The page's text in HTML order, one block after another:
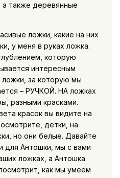
а также деревянные
ложки, какие на них
у меня в руках ложка.
которую
интересным
за которую мы
– РУЧКОЙ. НА ложках
разными красками.
красок вы видите на
детки, на
но они белые. Давайте
для Антошки, мы с вами
ложках, а Антошка
как мы умеем